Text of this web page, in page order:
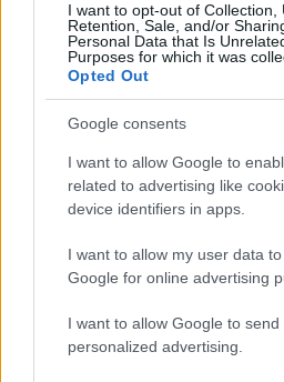
I want to opt-out of Collection,
Retention, Sale, and/or
Personal Data that Is
Purposes for which it was
Opted Out
Google consents
I want to allow Google to
related to advertising like
device identifiers in apps.
I want to allow my user data
Google for online advertising
I want to allow Google to send
personalized advertising.
Búbos lonc (
'Serotina')
Abúbos lonc (Lonicera
rendjéhez, ezen belül a
családjához tartozó faj.
Jobbra csavarodó ágai
mirigyesen szőrösek. A